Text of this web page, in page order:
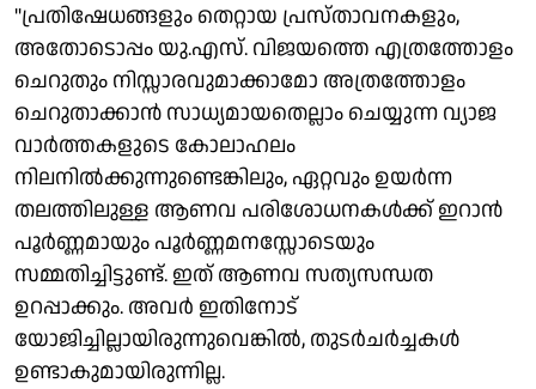
"പ്രതിഷേധങ്ങളും തെറ്റായ പ്രസ്താവനകളും,
അതോടൊപ്പം യു.എസ്. വിജയത്തെ എത്രത്തോളം
ചെറുതും നിസ്സാരവുമാക്കാമോ അത്രത്തോളം
ചെറുതാക്കാന്‍ സാധ്യമായതെല്ലാം ചെയ്യുന്ന വ്യാജ
വാര്‍ത്തകളുടെ കോലാഹലം
നിലനില്‍ക്കുന്നുണ്ടെങ്കിലും, ഏറ്റവും ഉയര്‍ന്ന
തലത്തിലുള്ള ആണവ പരിശോധനകള്‍ക്ക് ഇറാന്‍
പൂര്‍ണ്ണമായും പൂര്‍ണ്ണമനസ്സോടെയും
സമ്മതിച്ചിട്ടുണ്ട്. ഇത് ആണവ സത്യസന്ധത
ഉറപ്പാക്കും. അവര്‍ ഇതിനോട്
യോജിച്ചില്ലായിരുന്നുവെങ്കില്‍, തുടര്‍ചര്‍ച്ചകള്‍
ഉണ്ടാകുമായിരുന്നില്ല.